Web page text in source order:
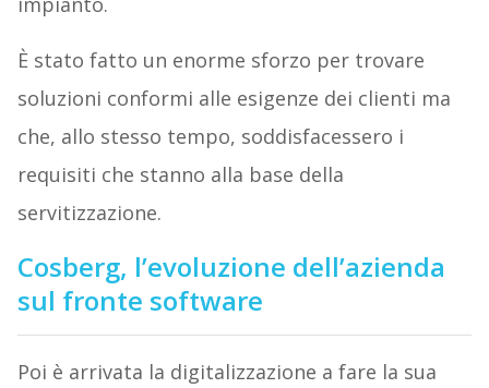
È stato fatto un enorme sforzo per trovare
soluzioni conformi alle esigenze dei clienti ma
che, allo stesso tempo, soddisfacessero i
requisiti che stanno alla base della
servitizzazione.
Cosberg, l’evoluzione dell’azienda
sul fronte software
Poi è arrivata la digitalizzazione a fare la sua